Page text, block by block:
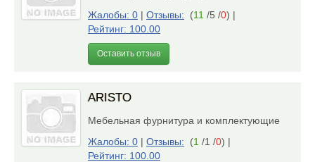
Жалобы: 0 | Отзывы: (11 /5 /0) |
Рейтинг: 100.00
Оставить отзыв
ARISTO
Мебельная фурнитура и комплектующие
Жалобы: 0 | Отзывы: (1 /1 /0) |
Рейтинг: 100.00